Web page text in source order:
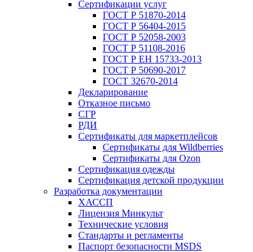
Сертификации услуг
ГОСТ Р 51870-2014
ГОСТ Р 56404-2015
ГОСТ Р 52058-2003
ГОСТ Р 51108-2016
ГОСТ Р ЕН 15733-2013
ГОСТ Р 50690-2017
ГОСТ 32670-2014
Декларирование
Отказное письмо
СГР
РДИ
Сертификаты для маркетплейсов
Сертификаты для Wildberries
Сертификаты для Ozon
Сертификация одежды
Сертификация детской продукции
Разработка документации
ХАССП
Лицензия Минкульт
Технические условия
Стандарты и регламенты
Паспорт безопасности MSDS